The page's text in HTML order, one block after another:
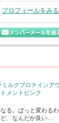
プロフィールをみる
ミルクプロテインア
メントピンク
る。ぱっと変わるわ
、なんだか良い…